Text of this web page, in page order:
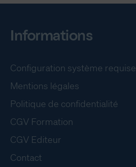
Informations
Configuration système requise
Mentions légales
Politique de confidentialité
CGV Formation
CGV Editeur
Contact